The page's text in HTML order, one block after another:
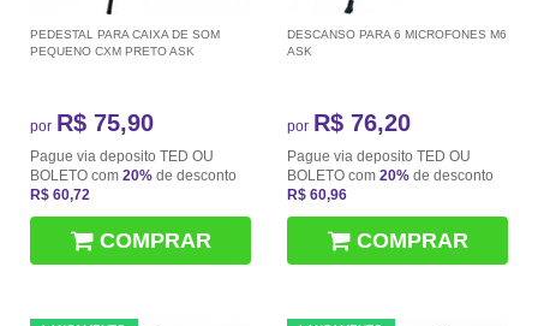
PEDESTAL PARA CAIXA DE SOM
PEQUENO CXM PRETO ASK
por R$ 75,90
Pague via deposito TED OU
BOLETO com 20% de desconto
R$ 60,72
COMPRAR
DESCANSO PARA 6 MICROFONES M6
ASK
por R$ 76,20
Pague via deposito TED OU
BOLETO com 20% de desconto
R$ 60,96
COMPRAR